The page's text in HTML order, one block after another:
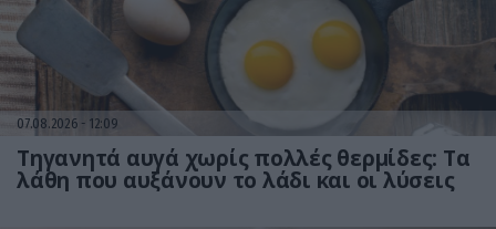
07.08.2026 12:09
Τηγανητά αυγά χωρίς πολλές θερμίδες: Τα
λάθη που αυξάνουν το λάδι και οι λύσεις